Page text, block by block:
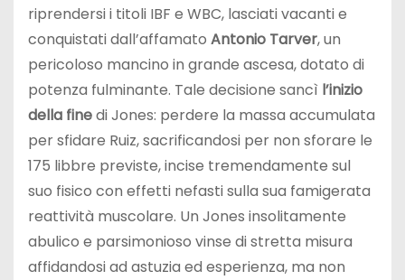
riprendersi i titoli IBF e WBC, lasciati vacanti e
conquistati dall’affamato Antonio Tarver, un
pericoloso mancino in grande ascesa, dotato di
potenza fulminante. Tale decisione sancì l’inizio
della finedi Jones: perdere la massa accumulata
per sfidare Ruiz, sacrificandosi per non sforare le
175 libbre previste, incise tremendamente sul
suo fisico con effetti nefasti sulla sua famigerata
reattività muscolare. Un Jones insolitamente
abulico e parsimonioso vinse di stretta misura
affidandosi ad astuzia ed esperienza, ma non